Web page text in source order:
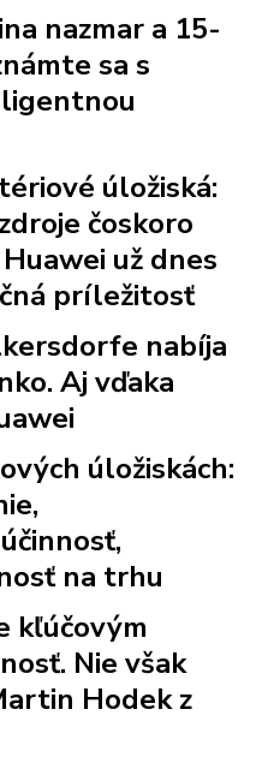
nazmar a 15-
sa s
úložiská:
čoskoro
už dnes
príležitosť
nabíja
Aj vďaka
úložiskách:
na trhu
kľúčovým
Nie však
Hodek z